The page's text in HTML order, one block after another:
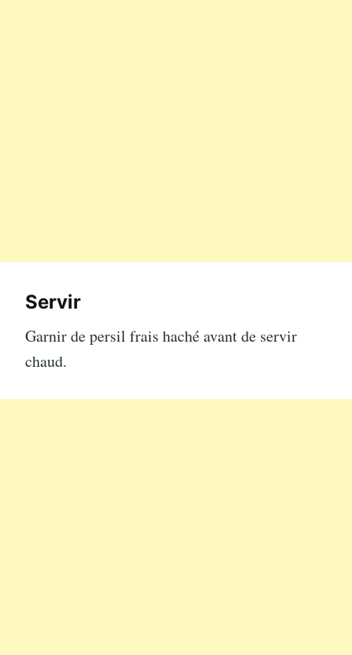
Servir
Garnir de persil frais haché avant de servir
chaud.